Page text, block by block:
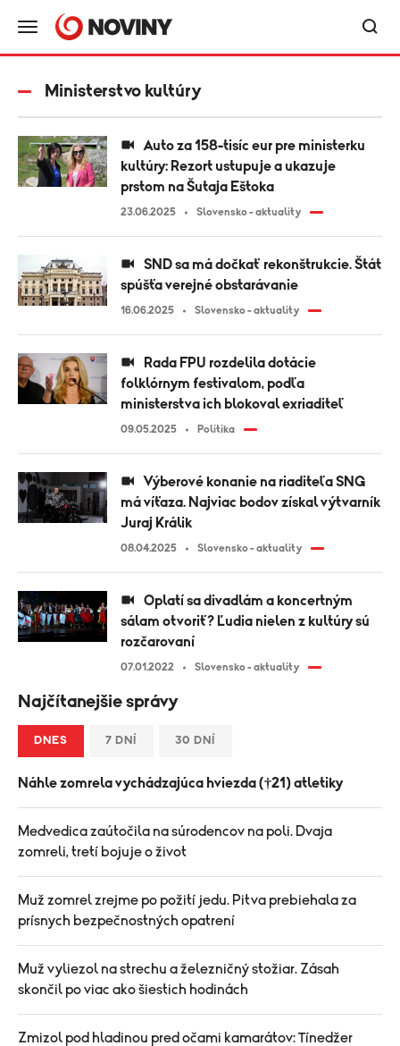
Ministerstvo kultúry
kultúry: Rezort ustupuje a ukazuje
prstom na Šutaja Eštoka
23.06.2025 Slovensko - aktuality
spúšťa verejné obstarávanie
16.06.2025 Slovensko - aktuality
folklórnym festivalom, podľa
ministerstva ich blokoval exriaditeľ
09.05.2025 Politika
má víťaza. Najviac bodov získal výtvarník
Juraj Králik
08.04.2025 Slovensko - aktuality
sálam otvoriť? Ľudia nielen z kultúry sú
rozčarovaní
07.01.2022 Slovensko - aktuality
Najčítanejšie správy
DNES 7 DNÍ 30 DNÍ
Náhle zomrela vychádzajúca hviezda (†21) atletiky
Medvedica zaútočila na súrodencov na poli. Dvaja
zomreli, tretí bojuje o život
Muž zomrel zrejme po požití jedu. Pitva prebiehala za
prísnych bezpečnostných opatrení
Muž vyliezol na strechu a železničný stožiar. Zásah
skončil po viac ako šiestich hodinách
Zmizol pod hladinou pred očami kamarátov: Tínedžer